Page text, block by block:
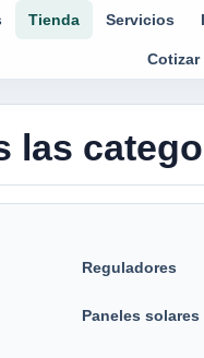
Tienda Servicios
Cotizar
las
Reguladores
Paneles solares